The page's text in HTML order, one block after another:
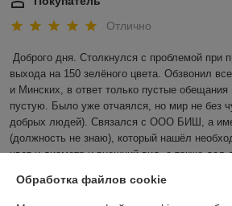
Отлично
Доброго дня. Столкнулся с проблемой при
выхода на 150 зелёного цвета. Обзвонил
и Минских, в ответ только пустые обещания
пустую. Было уже отчаялся, но мир не без
добрых людей). Связался с ООО БИШ, а
(должность не знаю), который нашёл
цвет и диаметр и внешний вид, а также дал
бывает, я этого не знал.) и самое главное,
уже уложенную черепицу. Мало того, что
Обработка файлов cookie